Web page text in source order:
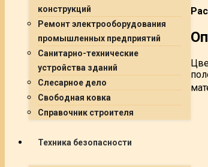
конструкций
Ремонт электрооборудования
промышленных предприятий
Санитарно-технические
устройства зданий
Слесарное дело
Свободная ковка
Справочник строителя
Техника безопасности